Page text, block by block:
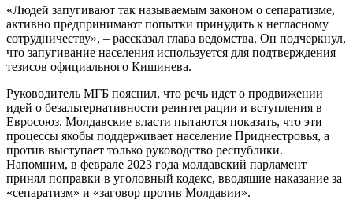
«Людей запугивают так называемым законом о сепаратизме,
активно предпринимают попытки принудить к негласному
сотрудничеству», – рассказал глава ведомства. Он подчеркнул,
что запугивание населения используется для подтверждения
тезисов официального Кишинева.
Руководитель МГБ пояснил, что речь идет о продвижении
идей о безальтернативности реинтеграции и вступления в
Евросоюз. Молдавские власти пытаются показать, что эти
процессы якобы поддерживает население Приднестровья, а
против выступает только руководство республики.
Напомним, в феврале 2023 года молдавский парламент
принял поправки в уголовный кодекс, вводящие наказание за
«сепаратизм» и «заговор против Молдавии».